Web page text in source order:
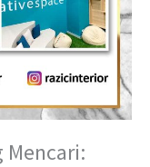
Mencari: